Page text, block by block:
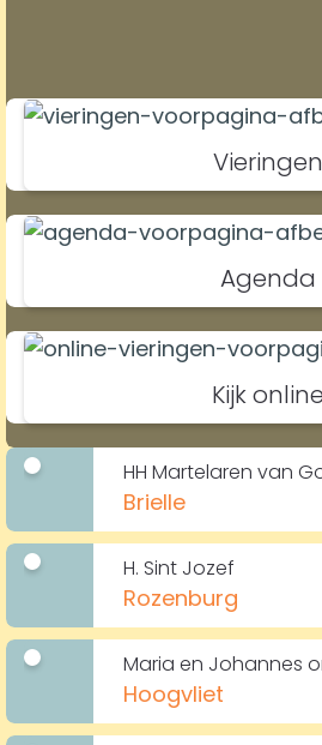
Vieringen
Agenda
Kijk online
HH Martelaren van
Brielle
H. Sint Jozef
Rozenburg
Maria en Johannes
Hoogvliet